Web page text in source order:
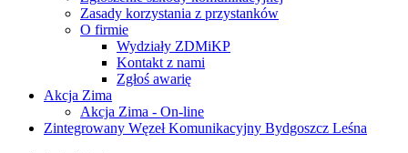
Zasady korzystania z przystanków
O firmie
Wydziały ZDMiKP
Kontakt z nami
Zgłoś awarię
Akcja Zima
Akcja Zima - On-line
Zintegrowany Węzeł Komunikacyjny Bydgoszcz Leśna